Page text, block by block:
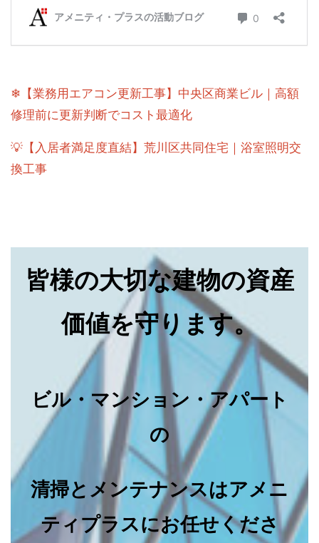
❄【業務用エアコン更新工事】中央区商業ビル｜高額
修理前に更新判断でコスト最適化
💡【入居者満足度直結】荒川区共同住宅｜浴室照明交
換工事
皆様の大切な建物の資産
価値を守ります。
ビル・マンション・アパート
の
清掃とメンテナンスはアメニ
ティプラスにお任せくださ